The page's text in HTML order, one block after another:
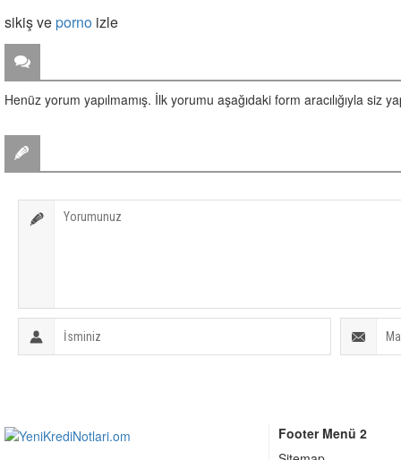
sikiş veporno izle
Henüz yorum yapılmamış. İlk yorumu aşağıdaki form aracılığıyla siz
Footer Menü 2